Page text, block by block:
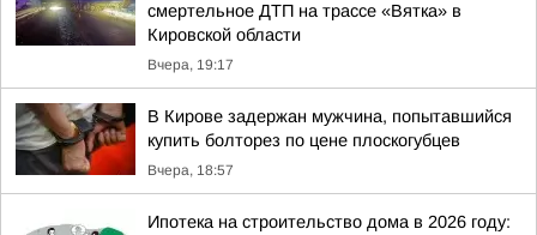
смертельное ДТП на трассе «Вятка» в
Кировской области
Вчера, 19:17
В Кирове задержан мужчина, попытавшийся
купить болторез по цене плоскогубцев
Вчера, 18:57
Ипотека на строительство дома в 2026 году: